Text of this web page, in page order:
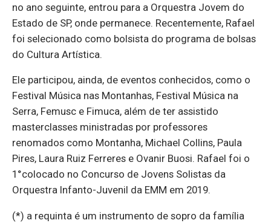
no ano seguinte, entrou para a Orquestra Jovem do
Estado de SP, onde permanece. Recentemente, Rafael
foi selecionado como bolsista do programa de bolsas
do Cultura Artística.
Ele participou, ainda, de eventos conhecidos, como o
Festival Música nas Montanhas, Festival Música na
Serra, Femusc e Fimuca, além de ter assistido
masterclasses ministradas por professores
renomados como Montanha, Michael Collins, Paula
Pires, Laura Ruiz Ferreres e Ovanir Buosi. Rafael foi o
1°colocado no Concurso de Jovens Solistas da
Orquestra Infanto-Juvenil da EMM em 2019.
(*) a requinta é um instrumento de sopro da família